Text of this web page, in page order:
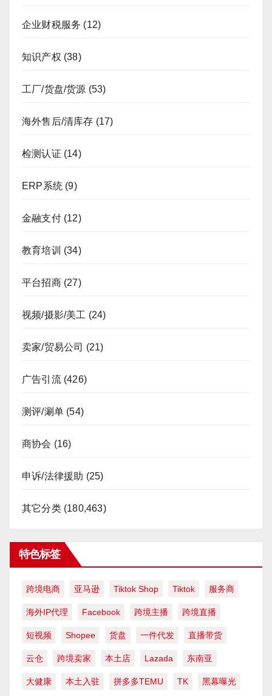
企业财税服务 (12)
知识产权 (38)
工厂/货盘/货源 (53)
海外售后/清库存 (17)
检测认证 (14)
ERP系统 (9)
金融支付(12)
教育培训 (34)
平台招商(27)
视频/摄影/美工 (24)
卖家/贸易公司 (21)
广告引流(426)
测评/涮单 (54)
商协会 (16)
申诉/法律援助 (25)
其它分类(180,463)
特色标签
跨境电商 亚马逊 Tiktok Shop Tiktok 服务商
海外IP代理 Facebook 跨境主播 跨境直播
短视频 Shopee 货盘 一件代发 直播带货
云仓 跨境卖家 本土店 Lazada 东南亚
大健康 本土入驻 拼多多TEMU TK 黑幕曝光